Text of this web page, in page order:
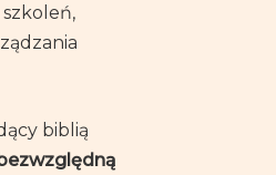
biblią
bezwzględną